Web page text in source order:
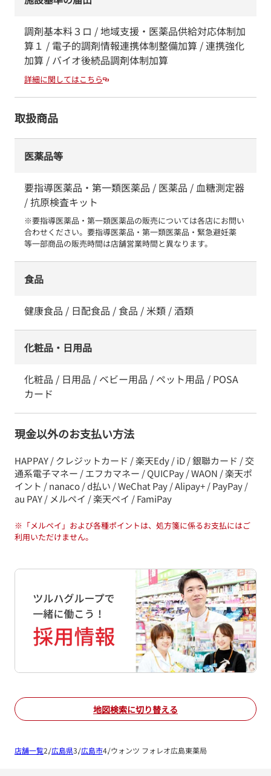
調剤基本料３ロ / 地域支援・医薬品供給対応体制加
算１ / 電子的調剤情報連携体制整備加算 / 連携強化
加算 / バイオ後続品調剤体制加算
詳細に関してはこちら
取扱商品
医薬品等
要指導医薬品・第一類医薬品 / 医薬品 / 血糖測定器
/ 抗原検査キット
※要指導医薬品・第一類医薬品の販売については各店にお問い
合わせください。要指導医薬品・第一類医薬品・緊急避妊薬
等一部商品の販売時間は店舗営業時間と異なります。
食品
健康食品 / 日配食品 / 食品 / 米類 / 酒類
化粧品・日用品
化粧品 / 日用品 / ベビー用品 / ペット用品 / POSA
カード
現金以外のお支払い方法
HAPPAY / クレジットカード / 楽天Edy / iD / 銀聯カード / 交
通系電子マネー / エフカマネー / QUICPay / WAON / 楽天ポ
イント / nanaco / d払い / WeChat Pay / Alipay+ / PayPay /
au PAY / メルペイ / 楽天ペイ / FamiPay
※ 「メルペイ」および各種ポイントは、処方箋に係るお支払にはご
利用いただけません。
地図検索に切り替える
店舗一覧 広島県 広島市 ウォンツ フォレオ広島東薬局